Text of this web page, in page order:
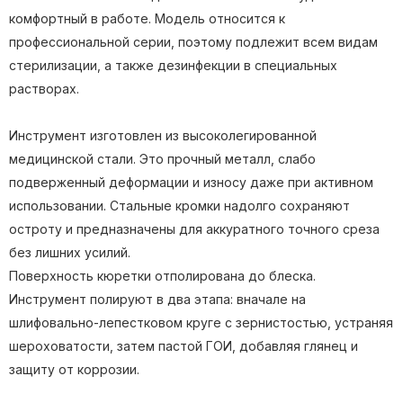
комфортный в работе. Модель относится к
профессиональной серии, поэтому подлежит всем видам
стерилизации, а также дезинфекции в специальных
растворах.
Инструмент изготовлен из высоколегированной
медицинской стали. Это прочный металл, слабо
подверженный деформации и износу даже при активном
использовании. Стальные кромки надолго сохраняют
остроту и предназначены для аккуратного точного среза
без лишних усилий.
Поверхность кюретки отполирована до блеска.
Инструмент полируют в два этапа: вначале на
шлифовально-лепестковом круге с зернистостью, устраняя
шероховатости, затем пастой ГОИ, добавляя глянец и
защиту от коррозии.